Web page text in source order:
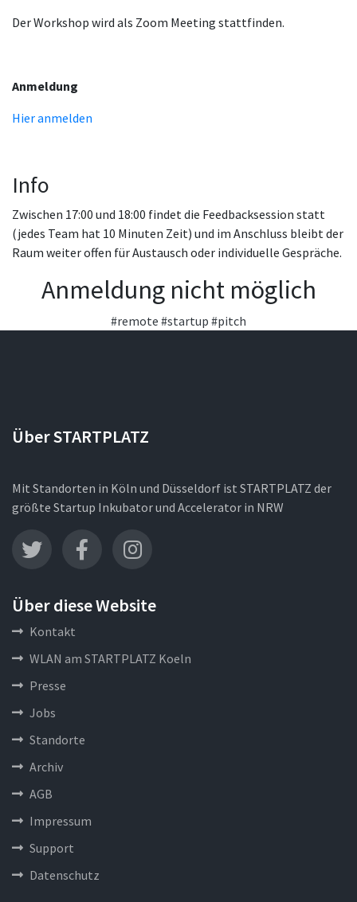
Der Workshop wird als Zoom Meeting stattfinden.
Anmeldung
Hier anmelden
Info
Zwischen 17:00 und 18:00 findet die Feedbacksession statt
(jedes Team hat 10 Minuten Zeit) und im Anschluss bleibt der
Raum weiter offen für Austausch oder individuelle Gespräche.
Anmeldung nicht möglich
#remote #startup #pitch
Über STARTPLATZ
Mit Standorten in Köln und Düsseldorf ist STARTPLATZ der
größte Startup Inkubator und Accelerator in NRW
Über diese Website
Kontakt
WLAN am STARTPLATZ Koeln
Presse
Jobs
Standorte
Archiv
AGB
Impressum
Support
Datenschutz